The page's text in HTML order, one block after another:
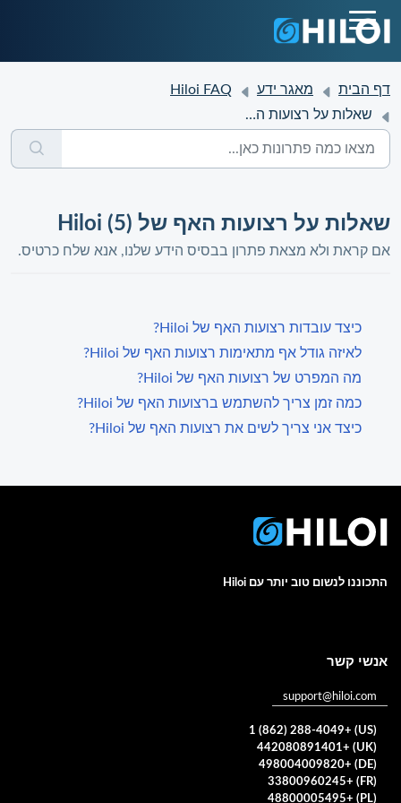
דף הבית מאגר ידע
Hiloi FAQ
שאלות על רצועות האף של Hiloi
שאלות על רצועות האף של Hiloi (5)
אם קראת ולא מצאת פתרון בבסיס הידע שלנו, אנא שלח כרטיס.
כיצד עובדות רצועות האף של Hiloi?
לאיזה גודל אף מתאימות רצועות האף של Hiloi?
מה המפרט של רצועות האף של Hiloi?
כמה זמן צריך להשתמש ברצועות האף של Hiloi?
כיצד אני צריך לשים את רצועות האף של Hiloi?
התכוננו לנשום טוב יותר עם Hiloi
אנשי קשר
support@hiloi.com
(US) +1 (862) 288-4049
(UK) +442080891401
(DE) +498004009820
(FR) +33800960245
(PL) +48800005495